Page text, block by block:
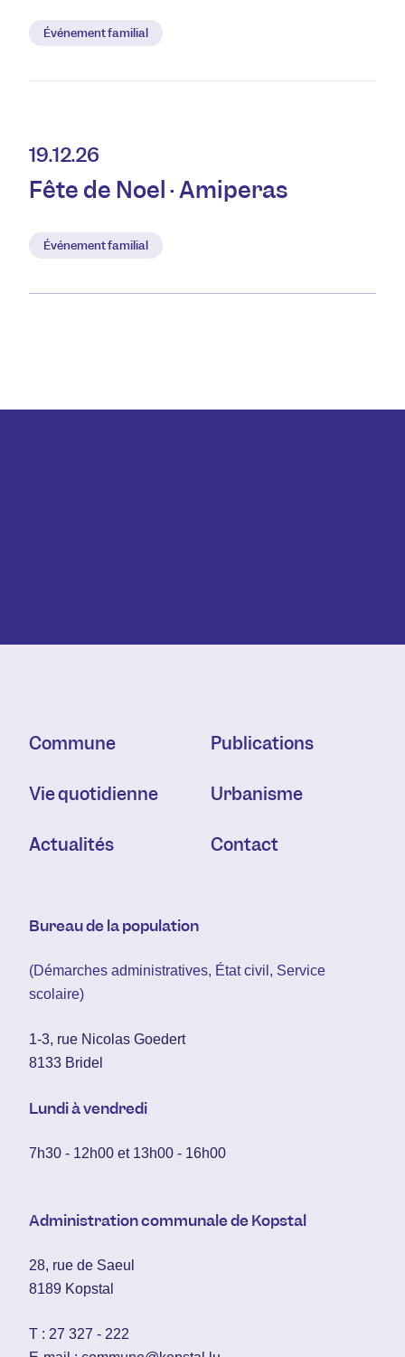
Événement familial
19.12.26
Fête de Noël · Amiperas
Événement familial
Commune
Vie quotidienne
Actualités
Publications
Urbanisme
Contact
Bureau de la population
(Démarches administratives, État civil, Service
scolaire)
1-3, rue Nicolas Goedert
8133 Bridel
Lundi à vendredi
7h30 - 12h00 et 13h00 - 16h00
Administration communale de Kopstal
28, rue de Saeul
8189 Kopstal
T : 27 327 - 222